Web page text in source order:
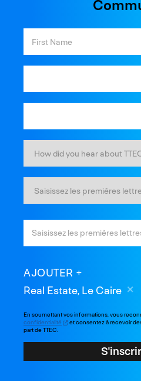
AJOUTER
Real Estate, Le Caire
En soumettant vos informations, vous
confidentialité
et consentez à recevoir
part de TTEC.